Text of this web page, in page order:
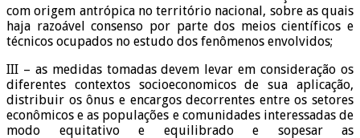
com origem antrópica no território nacional, sobre as quais
haja razoável consenso por parte dos meios científicos e
técnicos ocupados no estudo dos fenômenos envolvidos;
III – as medidas tomadas devem levar em consideração os
diferentes contextos socioeconomicos de sua aplicação,
distribuir os ônus e encargos decorrentes entre os setores
econômicos e as populações e comunidades interessadas de
modo equitativo e equilibrado e sopesar as